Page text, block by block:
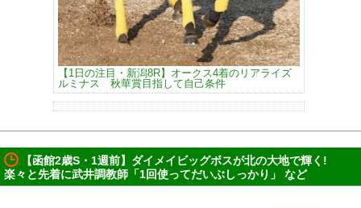
【1日の注目・新潟8R】オークス4着のリアライズ
ルミナス 秋華賞目指して自己条件
【函館2歳S・1週前】ダイメイビッグボスが北の大地で輝く!
楽々と先着に武井調教師「1回使ってだいぶしっかり」 など